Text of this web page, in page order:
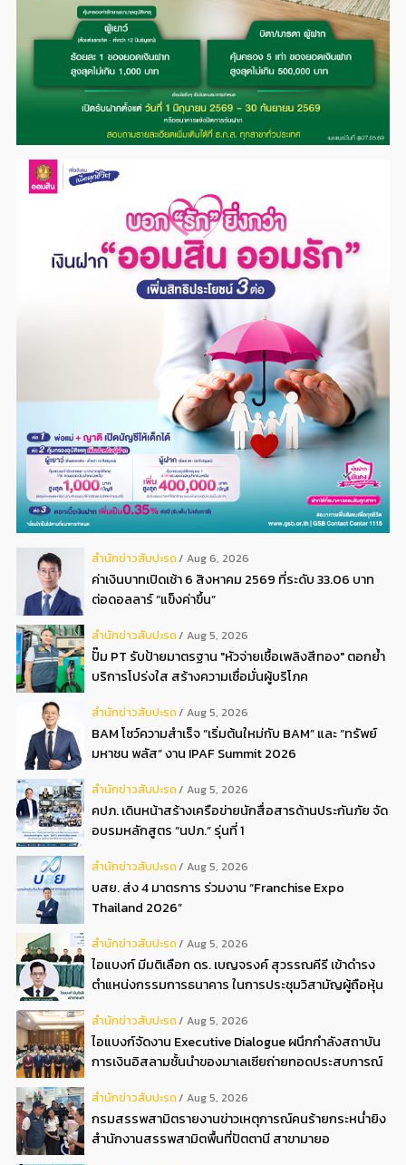
สํานักข่าวสับปะรด Aug 6, 2026
ค่าเงินบาทเปิดเช้า 6 สิงหาคม 2569 ที่ระดับ 33.06 บาท
ต่อดอลลาร์ “แข็งค่าขึ้น”
สํานักข่าวสับปะรด Aug 5, 2026
ปั๊ม PT รับป้ายมาตรฐาน "หัวจ่ายเชื้อเพลิงสีทอง" ตอกย้ำ
บริการโปร่งใส สร้างความเชื่อมั่นผู้บริโภค
สํานักข่าวสับปะรด Aug 5, 2026
BAM โชว์ความสำเร็จ “เริ่มต้นใหม่กับ BAM” และ “ทรัพย์
มหาชน พลัส” งาน IPAF Summit 2026
สํานักข่าวสับปะรด Aug 5, 2026
คปภ. เดินหน้าสร้างเครือข่ายนักสื่อสารด้านประกันภัย จัด
อบรมหลักสูตร “นปภ.” รุ่นที่ 1
สํานักข่าวสับปะรด Aug 5, 2026
บสย. ส่ง 4 มาตรการ ร่วมงาน “Franchise Expo
Thailand 2026”
สํานักข่าวสับปะรด Aug 5, 2026
ไอแบงก์ มีมติเลือก ดร. เบญจรงค์ สุวรรณคีรี เข้าดำรง
ตำแหน่งกรรมการธนาคาร ในการประชุมวิสามัญผู้ถือหุ้น
สํานักข่าวสับปะรด Aug 5, 2026
ไอแบงก์จัดงาน Executive Dialogue ผนึกกำลังสถาบัน
การเงินอิสลามชั้นนำของมาเลเซียถ่ายทอดประสบการณ์
อิสลามแห่งอนาคต
สํานักข่าวสับปะรด Aug 5, 2026
กรมสรรพสามิตรายงานข่าวเหตุการณ์คนร้ายกระหน่ำยิง
สำนักงานสรรพสามิตพื้นที่ปัตตานี สาขามายอ